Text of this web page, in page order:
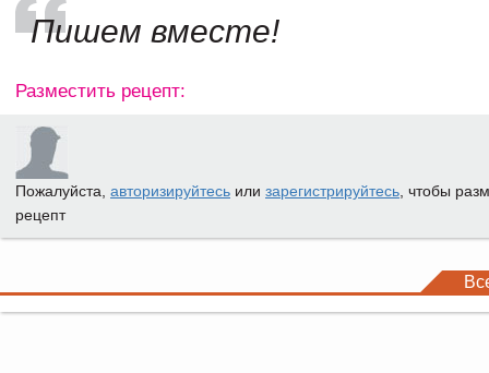
Пишем вместе!
Разместить рецепт:
Пожалуйста, авторизируйтесь или зарегистрируйтесь , чтобы
рецепт